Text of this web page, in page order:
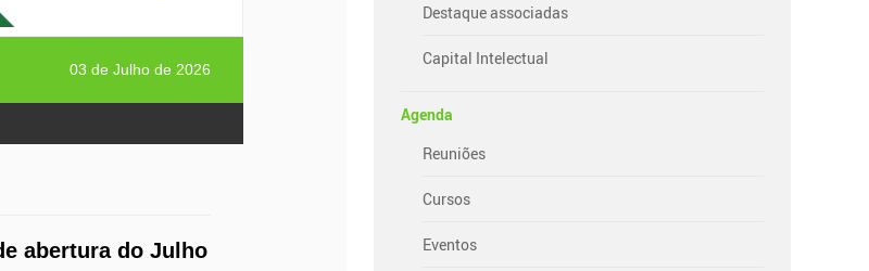
Destaque associadas
Capital Intelectual
Agenda
Reuniões
Cursos
Eventos